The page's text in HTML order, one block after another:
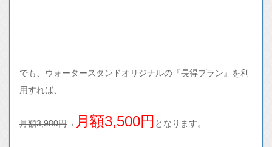
でも、ウォータースタンドオリジナルの『長得プラン』を利
用すれば、
月額3,980円→ 月額3,500円 となります。